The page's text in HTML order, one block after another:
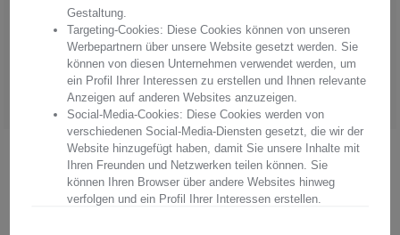
Hersteller:Arnstadt Kristall GmbH
Anschrift: Bierweg 27, 99310 Arnstadt, Thüringen, Deutschland
E-Mail: verkauf@arnstadtkristall-shop.de
Tel. 0049 (0) 3628 - 66 00 33
Gestaltung.
Targeting-Cookies: Diese Cookies können von unseren
Werbepartnern über unsere Website gesetzt werden. Sie
können von diesen Unternehmen verwendet werden, um
ein Profil Ihrer Interessen zu erstellen und Ihnen relevante
Anzeigen auf anderen Websites anzuzeigen.
Social-Media-Cookies: Diese Cookies werden von
verschiedenen Social-Media-Diensten gesetzt, die wir der
Website hinzugefügt haben, damit Sie unsere Inhalte mit
Ihren Freunden und Netzwerken teilen können. Sie
können Ihren Browser über andere Websites hinweg
verfolgen und ein Profil Ihrer Interessen erstellen.